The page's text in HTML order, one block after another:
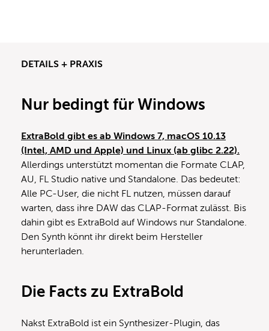
DETAILS + PRAXIS
Nur bedingt für Windows
ExtraBold gibt es ab Windows 7, macOS 10.13
(Intel, AMD und Apple) und Linux (ab glibc 2.22).
Allerdings unterstützt momentan die Formate CLAP,
AU, FL Studio native und Standalone. Das bedeutet:
Alle PC-User, die nicht FL nutzen, müssen darauf
warten, dass ihre DAW das CLAP-Format zulässt. Bis
dahin gibt es ExtraBold auf Windows nur Standalone.
Den Synth könnt ihr direkt beim Hersteller
herunterladen.
Die Facts zu ExtraBold
Nakst ExtraBold ist ein Synthesizer-Plugin, das